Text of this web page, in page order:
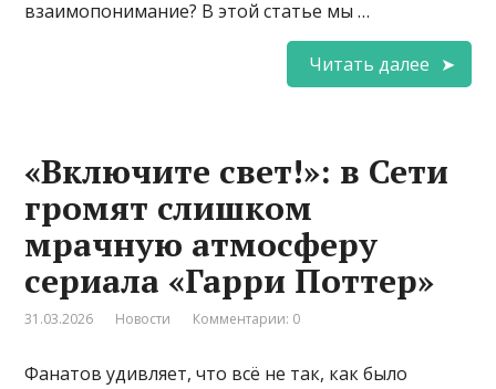
взаимопонимание? В этой статье мы …
Читать далее
«Включите свет!»: в Сети
громят слишком
мрачную атмосферу
сериала «Гарри Поттер»
31.03.2026 Новости Комментарии: 0
Фанатов удивляет, что всё не так, как было